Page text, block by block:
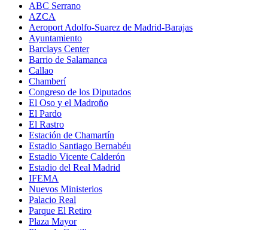
ABC Serrano
AZCA
Aeroport Adolfo-Suarez de Madrid-Barajas
Ayuntamiento
Barclays Center
Barrio de Salamanca
Callao
Chamberí
Congreso de los Diputados
El Oso y el Madroño
El Pardo
El Rastro
Estación de Chamartín
Estadio Santiago Bernabéu
Estadio Vicente Calderón
Estadio del Real Madrid
IFEMA
Nuevos Ministerios
Palacio Real
Parque El Retiro
Plaza Mayor